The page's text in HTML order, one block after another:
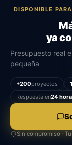
DISPONIBLE
ya
Presupuesto real
pequeña
+200proyectos
Respuesta en24
Sin compromiso ·